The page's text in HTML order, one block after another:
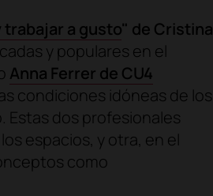
trabajar a gusto" de Cristina
y populares en el
Anna Ferrer de CU4
condiciones idóneas de los
Estas dos profesionales
espacios, y otra, en el
como